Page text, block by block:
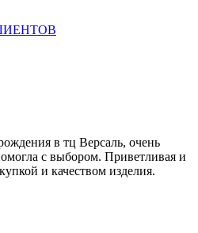
в тц Версаль, очень
с выбором. Приветливая и
и качеством изделия.